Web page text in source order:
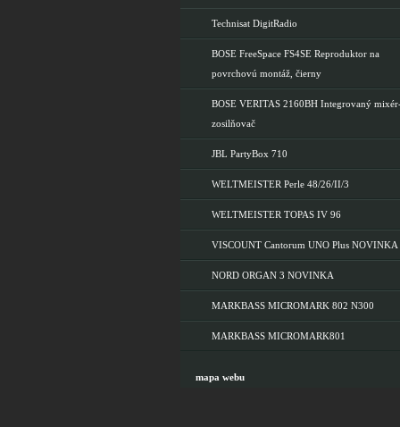
Technisat DigitRadio
BOSE FreeSpace FS4SE Reproduktor na
povrchovú montáž, čierny
BOSE VERITAS 2160BH Integrovaný
zosilňovač
JBL PartyBox 710
WELTMEISTER Perle 48/26/II/3
WELTMEISTER TOPAS IV 96
VISCOUNT Cantorum UNO Plus NOVINKA
NORD ORGAN 3 NOVINKA
MARKBASS MICROMARK 802 N300
MARKBASS MICROMARK801
mapa webu